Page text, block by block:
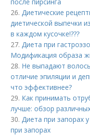
26. Диетические
диетической выпечки
в каждом кусочке!???
27. Диета при
Модификация образа
28. Не выпадают
отличие эпиляции и
что эффективнее?
29. Как принимать
лучше: обзор
30. Диета при запорах
при запорах